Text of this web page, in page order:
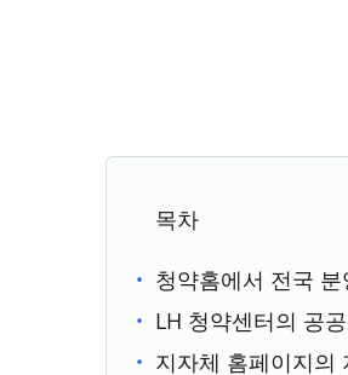
목차
청약홈에서 전국
LH 청약센터의 공
지자체 홈페이지의